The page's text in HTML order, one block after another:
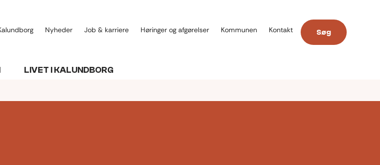
Nyheder Job & karriere Høringer og afgørelser Kommunen Kontakt Søg
LIVET I KALUNDBORG